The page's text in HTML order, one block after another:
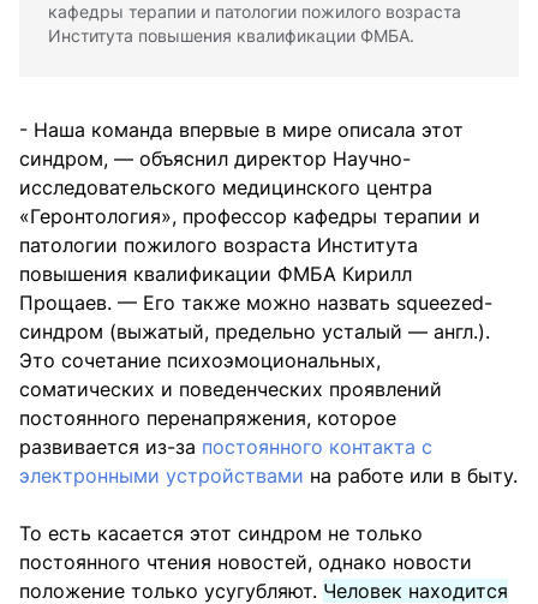
кафедры терапии и патологии пожилого возраста
Института повышения квалификации ФМБА.
- Наша команда впервые в мире описала этот
синдром, — объяснил директор Научно-
исследовательского медицинского центра
«Геронтология», профессор кафедры терапии и
патологии пожилого возраста Института
повышения квалификации ФМБА Кирилл
Прощаев. — Его также можно назвать squeezed-
синдром (выжатый, предельно усталый — англ.).
Это сочетание психоэмоциональных,
соматических и поведенческих проявлений
постоянного перенапряжения, которое
развивается из-за постоянного контакта с
электронными устройствами на работе или в быту.
То есть касается этот синдром не только
постоянного чтения новостей, однако новости
положение только усугубляют. Человек находится